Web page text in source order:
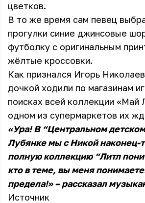
цветков.
В то же время сам певец
прогулки синие джинсовые
футболку с оригинальным
жёлтые кроссовки.
Как признался Игорь
дочкой ходили по магазинам
поисках всей коллекции «Май
одном из супермаркетов их
«Ура! В “Центральном
Лубянке мы с Никой наконец-
полную коллекцию “Литл
кто в теме, вы меня
предела!» – рассказал
Источник